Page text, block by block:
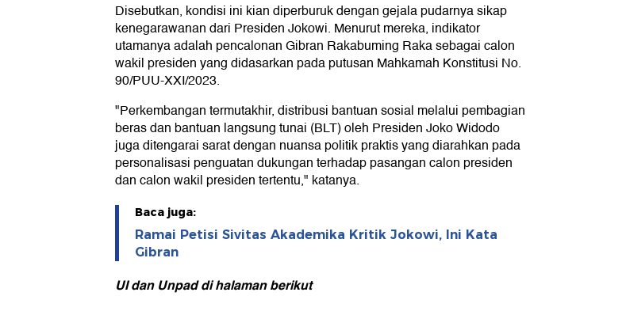
Disebutkan, kondisi ini kian diperburuk dengan gejala pudarnya sikap
kenegarawanan dari Presiden Jokowi. Menurut mereka, indikator
utamanya adalah pencalonan Gibran Rakabuming Raka sebagai calon
wakil presiden yang didasarkan pada putusan Mahkamah Konstitusi No.
90/PUU-XXI/2023.
"Perkembangan termutakhir, distribusi bantuan sosial melalui pembagian
beras dan bantuan langsung tunai (BLT) oleh Presiden Joko Widodo
juga ditengarai sarat dengan nuansa politik praktis yang diarahkan pada
personalisasi penguatan dukungan terhadap pasangan calon presiden
dan calon wakil presiden tertentu," katanya.
Baca juga:
Ramai Petisi Sivitas Akademika Kritik Jokowi, Ini Kata
Gibran
UI dan Unpad di halaman berikut